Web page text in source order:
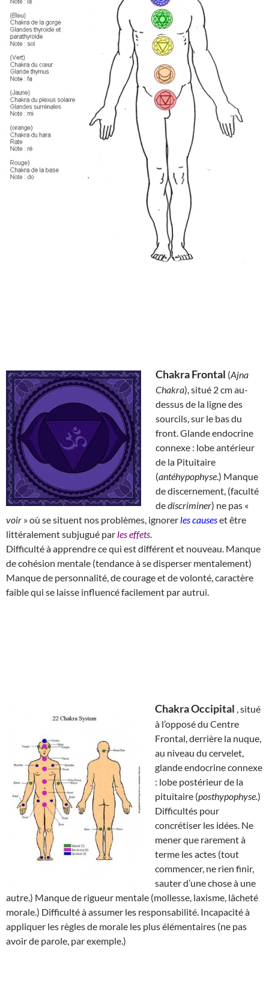
Chakra Frontal (Ajna
Chakra), situé 2 cm au-
dessus de la ligne des
sourcils, sur le bas du
front. Glande endocrine
connexe : lobe antérieur
de la Pituitaire
(antéhypophyse.) Manque
de discernement, (faculté
dediscriminer) ne pas «
voir » où se situent nos problèmes, ignorer les causeset être
littéralement subjugué par les effets
Difficulté à apprendre ce qui est différent et nouveau. Manque
de cohésion mentale (tendance à se disperser mentalement)
Manque de personnalité, de courage et de volonté, caractère
faible qui se laisse influencé facilement par autrui.
Chakra Occipital , situé
à l’opposé du Centre
Frontal, derrière la nuque,
au niveau du cervelet,
glande endocrine connexe
: lobe postérieur de la
pituitaire (posthypophyse.)
Difficultés pour
concrétiser les idées. Ne
mener que rarement à
terme les actes (tout
commencer, ne rien finir,
sauter d’une chose à une
autre.) Manque de rigueur mentale (mollesse, laxisme, lâcheté
morale.) Difficulté à assumer les responsabilité. Incapacité à
appliquer les règles de morale les plus élémentaires (ne pas
avoir de parole, par exemple.)